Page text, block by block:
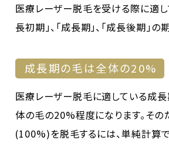
医療レーザー脱毛を受ける際に適し
長初期」、「成長期」、「成長後期」の
成長期の毛は全体の20%
医療レーザー脱毛に適している成
体の毛の20%程度になります。その
(100%)を脱毛するには、単純計算